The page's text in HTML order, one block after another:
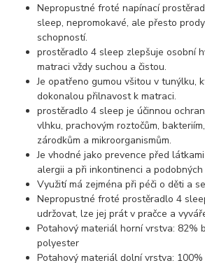
Nepropustné froté napínací
sleep, nepromokavé, ale přesto
schopností.
prostěradlo 4 sleep zlepšuje osobní
matraci vždy suchou a čistou.
Je opatřeno gumou všitou v tunýlku,
dokonalou přilnavost k matraci.
prostěradlo 4 sleep je účinnou
vlhku, prachovým roztočům,
zárodkům a mikroorganismům.
Je vhodné jako prevence před
alergii a při inkontinenci a podobných
Využití má zejména při péči o děti a
Nepropustné froté prostěradlo 4
udržovat, lze jej prát v pračce a
Potahový materiál horní vrstva: 82%
polyester
Potahový materiál dolní vrstva: